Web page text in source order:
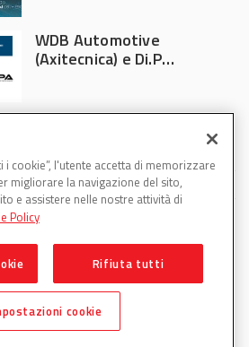
WDB Automotive
(Axitecnica) e Di.Pa.
di DBInformation Spa P.IVA
09293820156
Strada 4, Palazzo A, Scala 2 – 20057
i cookie”, l'utente accetta di memorizzare
migliorare la navigazione del sito,
e assistere nelle nostre attività di
Policy
Rifiuta tutti
cookie